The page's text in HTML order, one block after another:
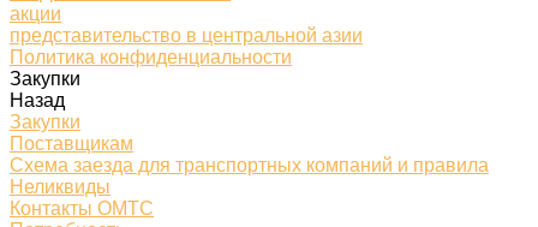
акции
представительство в центральной азии
Политика конфиденциальности
Закупки
Назад
Закупки
Поставщикам
Схема заезда для транспортных компаний и правила
Неликвиды
Контакты ОМТС